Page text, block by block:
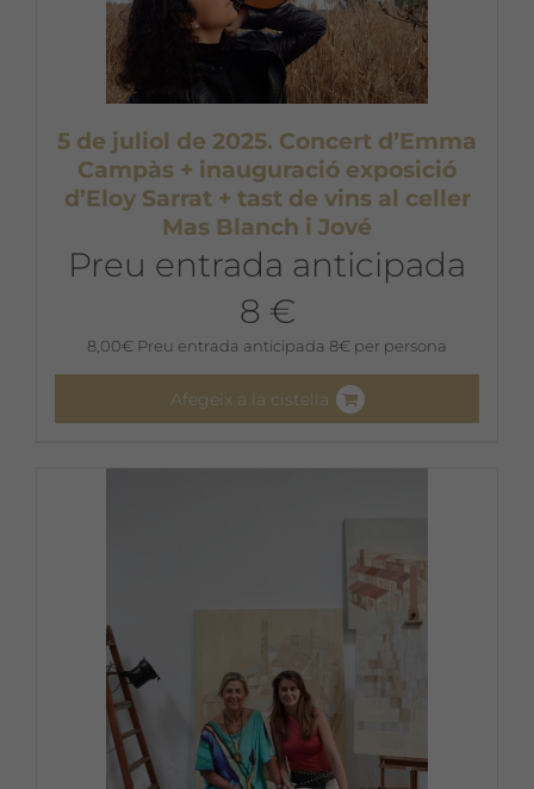
5 de juliol de 2025. Concert d’Emma
Campàs + inauguració exposició
d’Eloy Sarrat + tast de vins al celler
Mas Blanch i Jové
Preu entrada anticipada
8 €
8,00€ Preu entrada anticipada 8€ per persona
Afegeix a la cistella